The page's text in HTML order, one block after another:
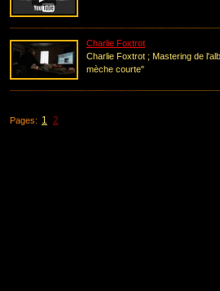
Charlie Foxtrot
Charlie Foxtrot ; Mastering de
mèche courte"
Pages: 1 2